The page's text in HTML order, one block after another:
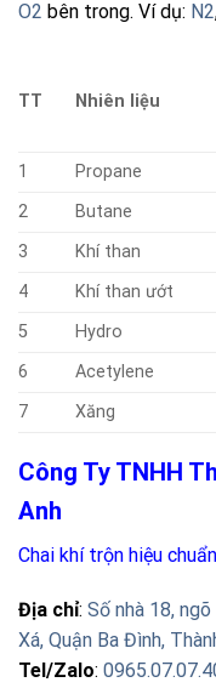
O2 bên trong. Ví dụ: N2
TT Nhiên liệu
1 Propane
2
Butane
3
Khí than
4
Khí than ướt
5
Hydro
6
Acetylene
7
Xăng
Công Ty TNHH
Anh
Chai khí trộn hiệu
Địa chỉ: Số nhà 18,
Xá, Quận Ba Đình,
Tel/Zalo: